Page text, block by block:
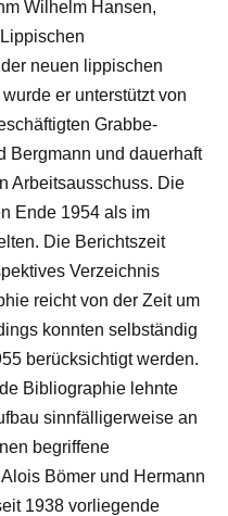
Wilhelm Hansen,
neuen lippischen
er unterstützt von
Grabbe-
Bergmann und dauerhaft
Arbeitsausschuss. Die
Ende 1954 als im
Die Berichtszeit
Verzeichnis
reicht von der Zeit um
konnten selbständig
berücksichtigt werden.
Bibliographie lehnte
sinnfälligerweise an
begriffene
Bömer und Hermann
1938 vorliegende